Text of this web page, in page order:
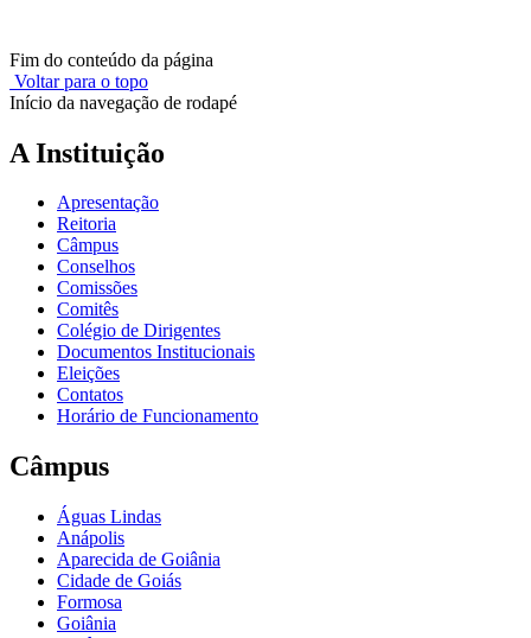
Fim do conteúdo da página
Voltar para o topo
Início da navegação de rodapé
A Instituição
Apresentação
Reitoria
Câmpus
Conselhos
Comissões
Comitês
Colégio de Dirigentes
Documentos Institucionais
Eleições
Contatos
Horário de Funcionamento
Câmpus
Águas Lindas
Anápolis
Aparecida de Goiânia
Cidade de Goiás
Formosa
Goiânia